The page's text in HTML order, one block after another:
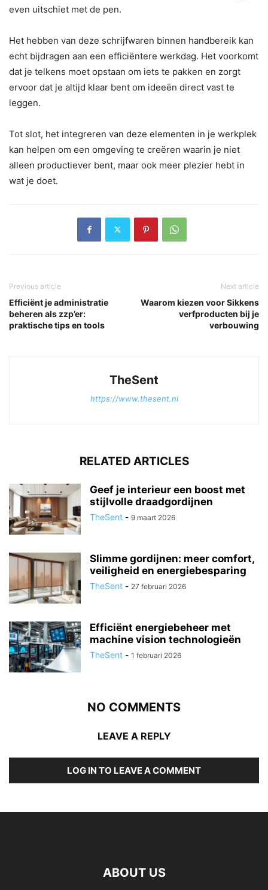
even uitschiet met de pen.
Het hebben van deze schrijfwaren binnen handbereik kan
echt bijdragen aan een efficiëntere werkdag. Het voorkomt
dat je telkens moet opstaan om iets te pakken en zorgt
ervoor dat je altijd klaar bent om ideeën direct vast te
leggen.
Tot slot, het integreren van deze elementen in je werkplek
kan helpen om een omgeving te creëren waarin je niet
alleen productiever bent, maar ook meer plezier hebt in
wat je doet.
Previous article
Efficiënt je administratie
beheren als zzp’er:
praktische tips en tools
Next article
Waarom kiezen voor Sikkens
verfproducten bij je
verbouwing
TheSent
https://www.thesent.nl
RELATED ARTICLES
Geef je interieur een boost met
stijlvolle draadgordijnen
TheSent - 9 maart 2026
Slimme gordijnen: meer comfort,
veiligheid en energiebesparing
TheSent - 27 februari 2026
Efficiënt energiebeheer met
machine vision technologieën
TheSent - 1 februari 2026
NO COMMENTS
LEAVE A REPLY
LOG IN TO LEAVE A COMMENT
ABOUT US